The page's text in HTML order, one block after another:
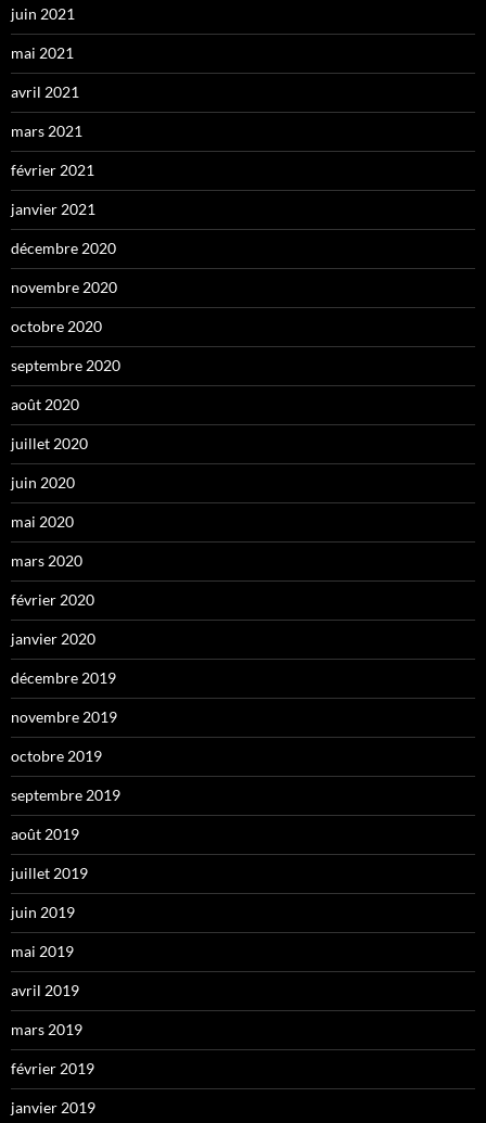
juin 2021
mai 2021
avril 2021
mars 2021
février 2021
janvier 2021
décembre 2020
novembre 2020
octobre 2020
septembre 2020
août 2020
juillet 2020
juin 2020
mai 2020
mars 2020
février 2020
janvier 2020
décembre 2019
novembre 2019
octobre 2019
septembre 2019
août 2019
juillet 2019
juin 2019
mai 2019
avril 2019
mars 2019
février 2019
janvier 2019